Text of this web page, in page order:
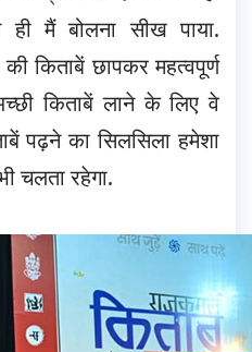
मैं बोलना सीख पाया.
किताबें छापकर महत्वपूर्ण
किताबें लाने के लिए वे
पढ़ने का सिलसिला हमेशा
चलता रहेगा.